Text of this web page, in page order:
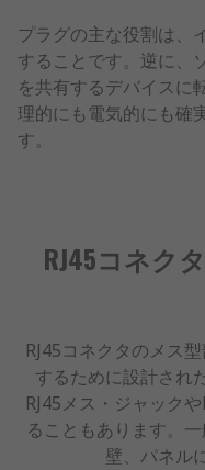
プラグの主な役割は、
することです。逆に、
を共有するデバイスに
理的にも電気的にも確
す。
RJ45コネク
RJ45コネクタのメス
するために設計され
RJ45メス・ジャック
ることもあります。
壁、パネル